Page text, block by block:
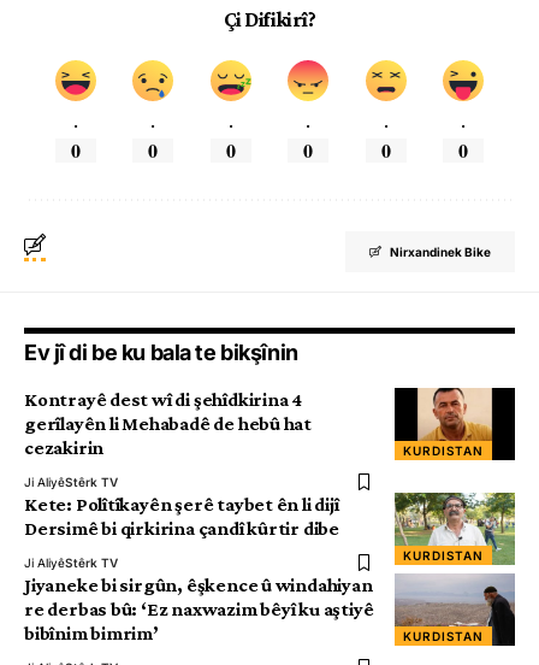
Çi Difikirî?
.
0
.
0
.
0
.
0
.
0
.
0
Nirxandinek Bike
Ev jî di be ku bala te bikşînin
KURDISTAN
Kontrayê dest wî di şehîdkirina 4
gerîlayên li Mehabadê de hebû hat
cezakirin
Ji AliyêStêrk TV
KURDISTAN
Kete: Polîtîkayên şerê taybet ên li dijî
Dersimê bi qirkirina çandî kûrtir dibe
Ji AliyêStêrk TV
KURDISTAN
Jiyaneke bi sirgûn, êşkence û windahiyan
re derbas bû: ‘Ez naxwazim bêyî ku aştiyê
bibînim bimrim’